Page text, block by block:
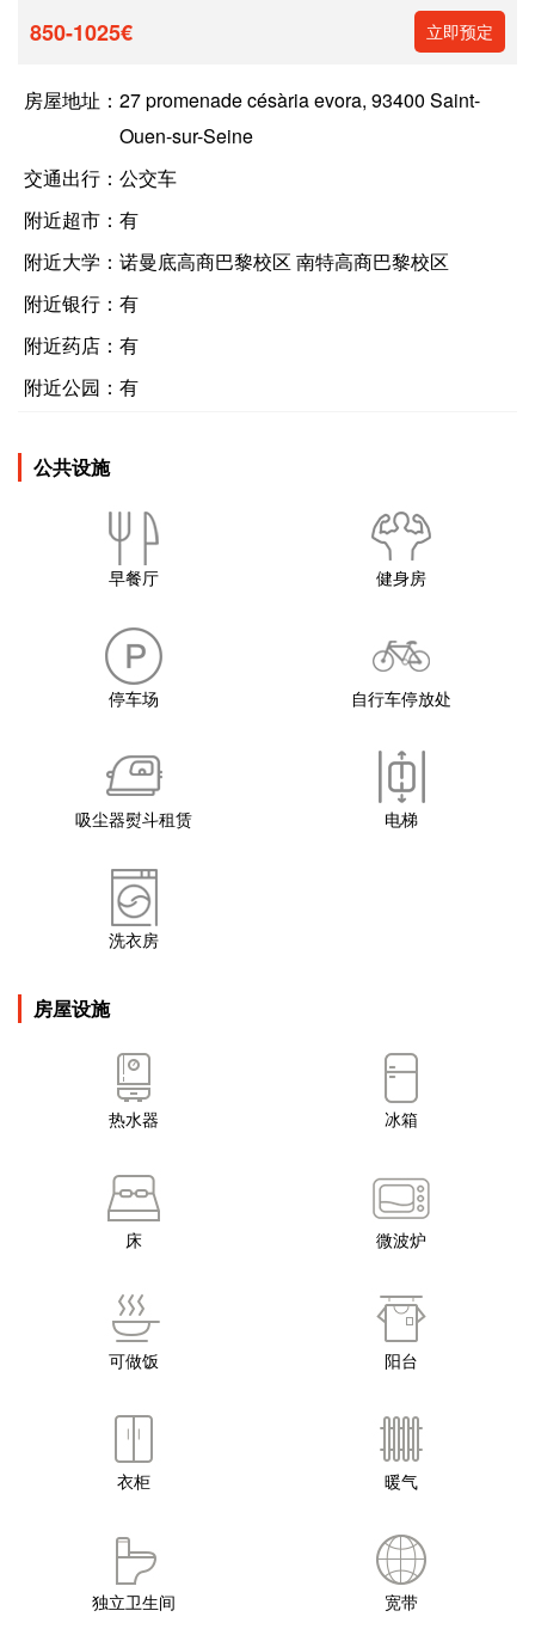
850-1025€ 立即预定
房屋地址： 27 promenade césària evora, 93400 Saint-
Ouen-sur-Seine
交通出行： 公交车
附近超市： 有
附近大学： 诺曼底高商巴黎校区 南特高商巴黎校区
附近银行： 有
附近药店： 有
附近公园： 有
公共设施
早餐厅 健身房
停车场 自行车停放处
吸尘器熨斗租赁 电梯
洗衣房
房屋设施
热水器 冰箱
床 微波炉
可做饭 阳台
衣柜 暖气
独立卫生间 宽带